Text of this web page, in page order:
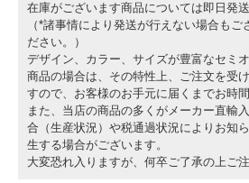
在庫がございます商品については即日発
（*諸事情により発送が行えない場合もご
ださい。）
デザイン、カラー、サイズが豊富なセミ
商品の場合は、その特性上、ご注文を受
すので、お客様のお手元に届くまでお時
また、当店の商品の多くがメーカー直輸
合（生産状況）や税通過状況によりお知
生する場合がございます。
大変恐れ入りますが、何卒ご了承の上ご